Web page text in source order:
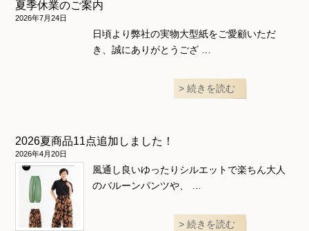
和風衣類
ウェディング・コスチューム
スカート・パンツ
夏季休業のご案内
2026年7月24日
日頃より弊社の実物大型紙をご愛顧いただ
き、誠にありがとうござ …
続きを読む
2026夏商品11点追加しました！
2026年4月20日
風通し良いゆったりシルエットで楽ちん大人
のバルーンパンツや、 …
続きを読む